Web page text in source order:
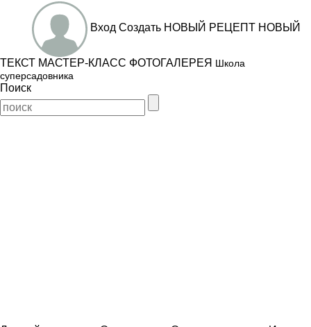
Вход Создать НОВЫЙ РЕЦЕПТ НОВЫЙ
ТЕКСТ МАСТЕР-КЛАСС ФОТОГАЛЕРЕЯ Школа
суперсадовника
Поиск